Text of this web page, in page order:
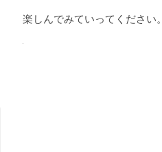
楽しんでみていってください。